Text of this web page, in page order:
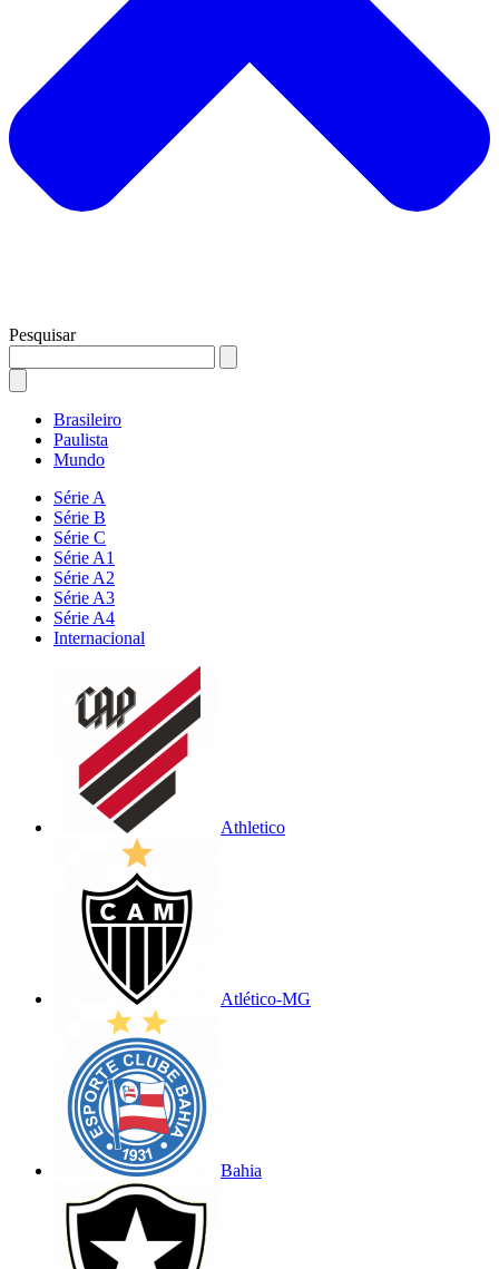
Pesquisar
Brasileiro
Paulista
Mundo
Série A
Série B
Série C
Série A1
Série A2
Série A3
Série A4
Internacional
Athletico
Atlético-MG
Bahia